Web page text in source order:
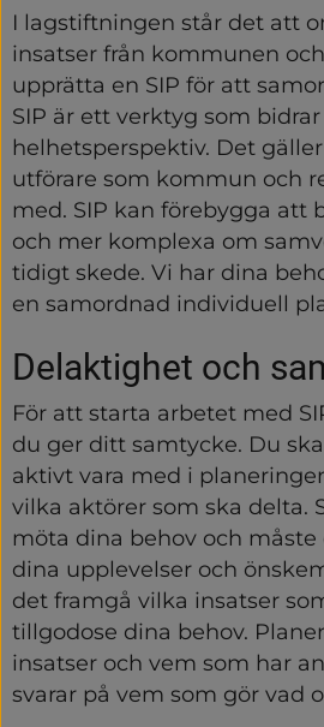
I lagstiftningen står det att
insatser från kommunen
upprätta en SIP för att
SIP är ett verktyg som
helhetsperspektiv. Det
utförare som kommun och
med. SIP kan förebygga att
och mer komplexa om
tidigt skede. Vi har dina
en samordnad individuell
Delaktighet och
För att starta arbetet med
du ger ditt samtycke. Du
aktivt vara med i
vilka aktörer som ska delta.
möta dina behov och
dina upplevelser och
det framgå vilka insatser
tillgodose dina behov.
insatser och vem som har
svarar på vem som gör vad